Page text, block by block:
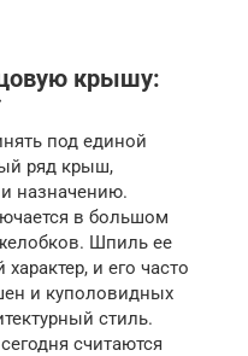
крышу:
под единой
ряд крыш,
назначению.
в большом
Шпиль ее
и его часто
и куполовидных
стиль.
считаются